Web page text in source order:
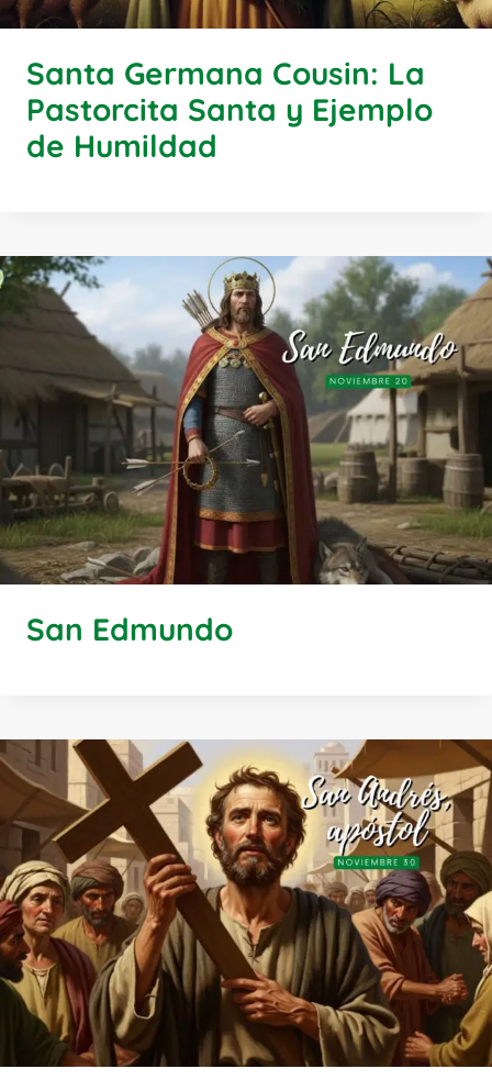
Santa Germana Cousin: La
Pastorcita Santa y Ejemplo
de Humildad
San Edmundo